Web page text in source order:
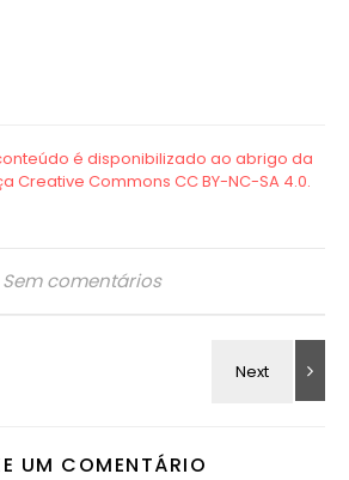
Sem comentários
UM COMENTÁRIO